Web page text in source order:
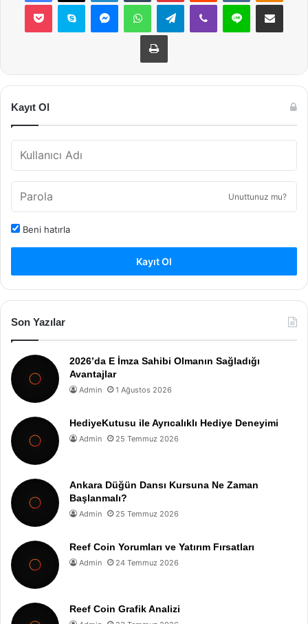
Pocket Skype MessengerWhatsAppTelegramViber Line E-Posta ile
Yazdır
Kayıt Ol
Unuttunuz mu?
Beni hatırla
Kayıt Ol
Son Yazılar
2026’da E İmza Sahibi Olmanın Sağladığı
Avantajlar
Admin 1 Ağustos 2026
HediyeKutusu ile Ayrıcalıklı Hediye Deneyimi
Admin 25 Temmuz 2026
Ankara Düğün Dansı Kursuna Ne Zaman
Başlanmalı?
Admin 25 Temmuz 2026
Reef Coin Yorumları ve Yatırım Fırsatları
Admin 24 Temmuz 2026
Reef Coin Grafik Analizi